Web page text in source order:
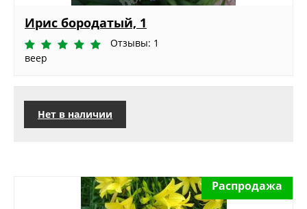
Ирис бородатый, 1
Отзывы: 1
веер
Нет в наличии
Распродажа